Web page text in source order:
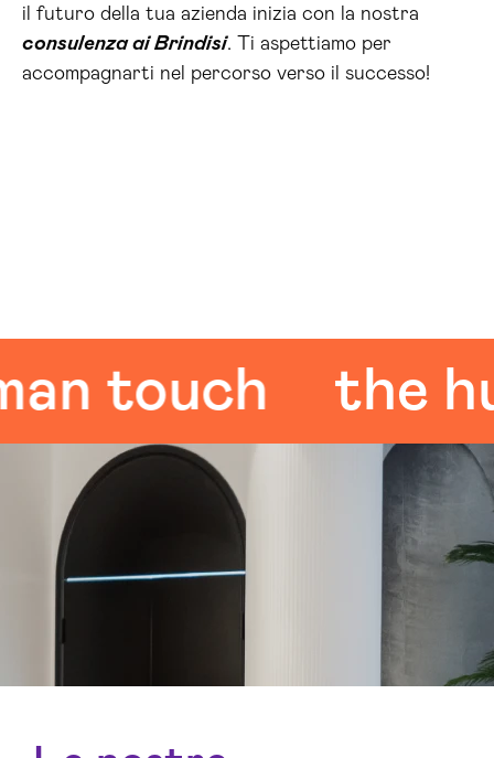
il futuro della tua azienda inizia con la nostra
consulenza ai Brindisi. Ti aspettiamo per
accompagnarti nel percorso verso il successo!
touch the